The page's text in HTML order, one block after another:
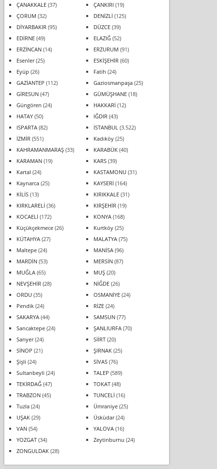
ÇANAKKALE(37) ÇANKIRI (19)
ÇORUM (32) DENİZLİ (125)
DİYARBAKIR (95) DÜZCE(39)
EDİRNE(49) ELAZIĞ(52)
ERZİNCAN(14) ERZURUM (91)
Esenler(25) ESKİŞEHİR (60)
Eyüp (26) Fatih (24)
GAZİANTEP (112) Gaziosmanpaşa(25)
GİRESUN(47) GÜMÜŞHANE(18)
Güngören (24) HAKKARİ (12)
HATAY(50) IĞDIR (43)
ISPARTA(82) İSTANBUL (3.522)
İZMİR (551) Kadıköy(25)
KAHRAMANMARAŞ(33) KARABÜK(40)
KARAMAN(19) KARS(39)
Kartal (24) KASTAMONU (31)
Kaynarca(25) KAYSERİ (164)
KİLİS(13) KIRIKKALE(31)
KIRKLARELİ (36) KIRŞEHİR (19)
KOCAELİ (172) KONYA(168)
Küçükçekmece(26) Kurtköy(25)
KÜTAHYA(27) MALATYA(75)
Maltepe(24) MANİSA(96)
MARDİN(53) MERSİN(87)
MUĞLA(65) MUŞ(20)
NEVŞEHİR (28) NİĞDE(26)
ORDU (35) OSMANİYE(24)
Pendik(24) RİZE(24)
SAKARYA(44) SAMSUN(77)
Sancaktepe(24) ŞANLIURFA(70)
Sarıyer(24) SİİRT(20)
SİNOP (21) ŞIRNAK(25)
Şişli (24) SİVAS(76)
Sultanbeyli (24) TALEP (589)
TEKİRDAĞ(47) TOKAT(48)
TRABZON(45) TUNCELİ (16)
Tuzla(24) Ümraniye(25)
UŞAK(29) Üsküdar(24)
VAN(54) YALOVA(16)
YOZGAT(34) Zeytinburnu (24)
ZONGULDAK(28)